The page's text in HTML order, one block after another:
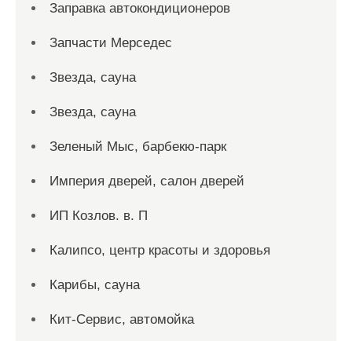
Заправка автокондиционеров
Запчасти Мерседес
Звезда, сауна
Звезда, сауна
Зеленый Мыс, барбекю-парк
Империя дверей, салон дверей
ИП Козлов. в. П
Калипсо, центр красоты и здоровья
Карибы, сауна
Кит-Сервис, автомойка